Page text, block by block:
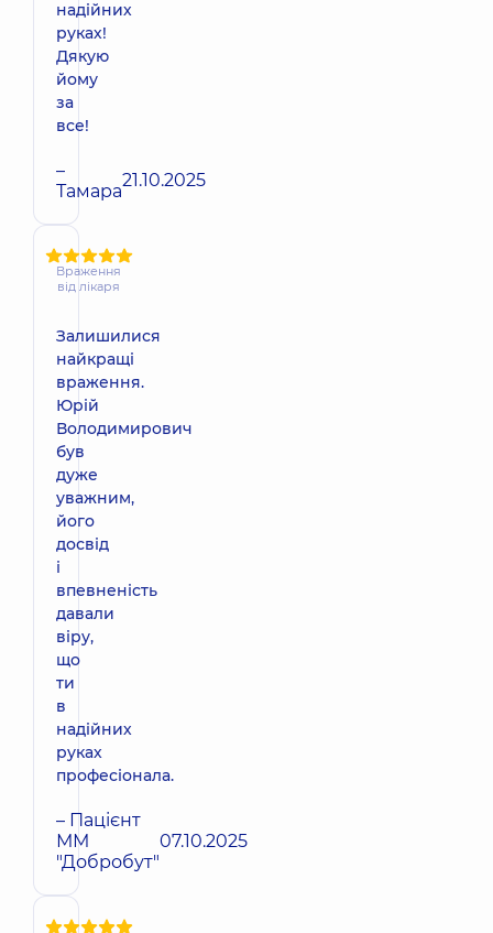
надійних
руках!
Дякую
йому
за
все!
–
Тамара21.10.2025
Враження
від лікаря
Залишилися
найкращі
враження.
Юрій
Володимирович
був
дуже
уважним,
його
досвід
і
впевненість
давали
віру,
що
ти
в
надійних
руках
професіонала.
– Пацієнт
ММ
"Добробут"
07.10.2025